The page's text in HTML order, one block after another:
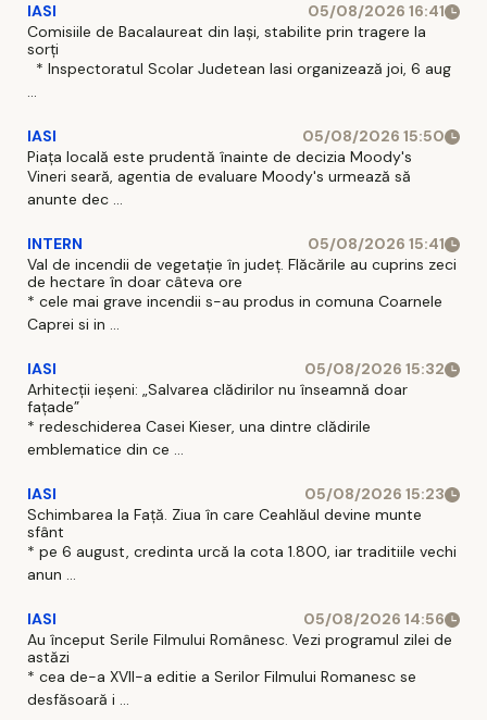
IASI
05/08/2026 16:41
Comisiile de Bacalaureat din Iași, stabilite prin tragere la
sorți
* Inspectoratul Scolar Judetean Iasi organizează joi, 6 aug
...
IASI
05/08/2026 15:50
Piața locală este prudentă înainte de decizia Moody's
Vineri seară, agentia de evaluare Moody's urmează să
anunte dec ...
INTERN
05/08/2026 15:41
Val de incendii de vegetație în județ. Flăcările au cuprins zeci
de hectare în doar câteva ore
* cele mai grave incendii s-au produs in comuna Coarnele
Caprei si in ...
IASI
05/08/2026 15:32
Arhitecții ieșeni: „Salvarea clădirilor nu înseamnă doar
fațade”
* redeschiderea Casei Kieser, una dintre clădirile
emblematice din ce ...
IASI
05/08/2026 15:23
Schimbarea la Față. Ziua în care Ceahlăul devine munte
sfânt
* pe 6 august, credinta urcă la cota 1.800, iar traditiile vechi
anun ...
IASI
05/08/2026 14:56
Au început Serile Filmului Românesc. Vezi programul zilei de
astăzi
* cea de-a XVII-a editie a Serilor Filmului Romanesc se
desfăsoară i ...